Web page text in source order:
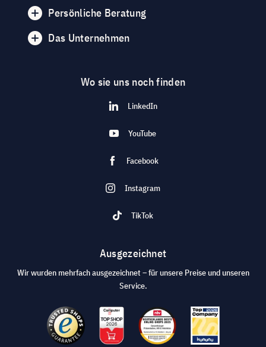
Persönliche Beratung
Das Unternehmen
Wo sie uns noch finden
LinkedIn
YouTube
Facebook
Instagram
TikTok
Ausgezeichnet
Wir wurden mehrfach ausgezeichnet – für unsere Preise und unseren
Service.